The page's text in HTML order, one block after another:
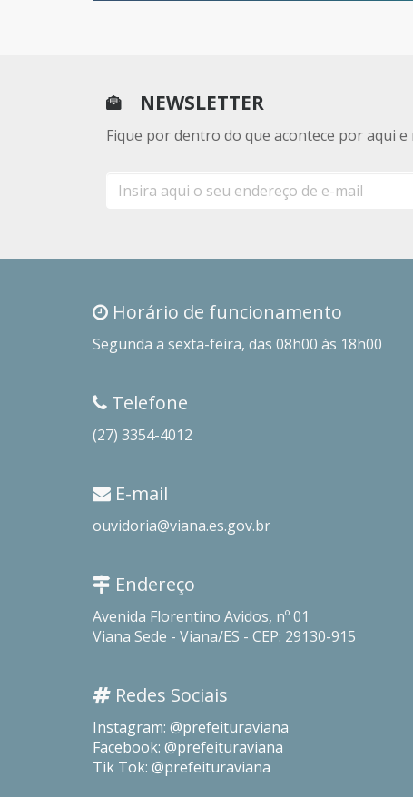
NEWSLETTER
Fique por dentro do que acontece por aqui
mail
Horário de funcionamento
Segunda a sexta-feira, das 08h00 às 18h00
Telefone
(27) 3354-4012
E-mail
ouvidoria@viana.es.gov.br
Endereço
Avenida Florentino Avidos, nº 01
Viana Sede - Viana/ES - CEP: 29130-915
Redes Sociais
Instagram: @prefeituraviana
Facebook: @prefeituraviana
Tik Tok: @prefeituraviana